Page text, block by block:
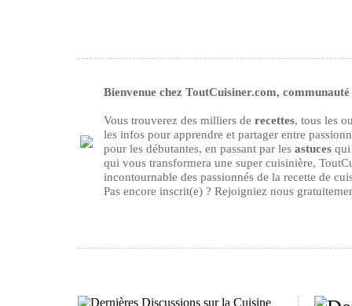
Bienvenue chez ToutCuisiner.com, communauté
Vous trouverez des milliers de recettes, tous les
les infos pour apprendre et partager entre
pour les débutantes, en passant par les astuces qui
qui vous transformera une super cuisinière,
incontournable des passionnés de la recette de
Pas encore inscrit(e) ? Rejoigniez nous